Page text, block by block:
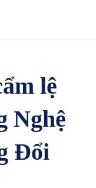
lệ
Nghệ
Đổi